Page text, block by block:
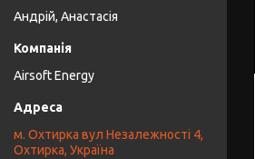
Андрій, Анастасія
Airsoft Energy
м. Охтирка вул Незалежності 4,
Охтирка, Україна